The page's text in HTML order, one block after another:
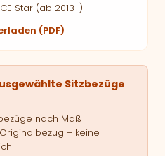
Star (ab 2013-)
(PDF)
Sitzbezüge
nach Maß
– keine